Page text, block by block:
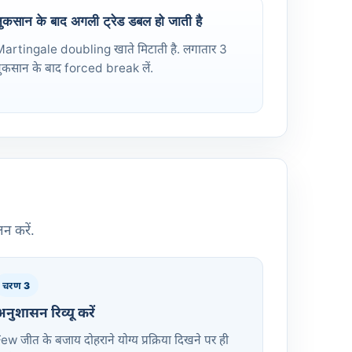
के बाद अगली ट्रेड डबल हो जाती है
doubling खाते मिटाती है. लगातार 3
के बाद forced break लें.
करें.
चरण 3
रिव्यू करें
जीत के बजाय दोहराने योग्य प्रक्रिया दिखने पर ही